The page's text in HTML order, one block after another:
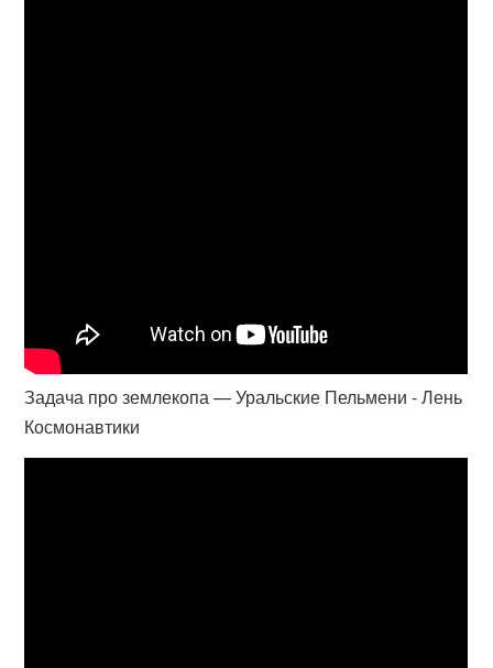
Задача про землекопа — Уральские Пельмени - Лень
Космонавтики